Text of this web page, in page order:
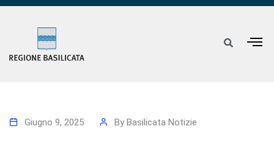
Giugno 9, 2025 By Basilicata Notizie